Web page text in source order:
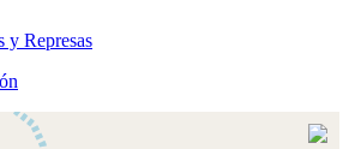
y Represas